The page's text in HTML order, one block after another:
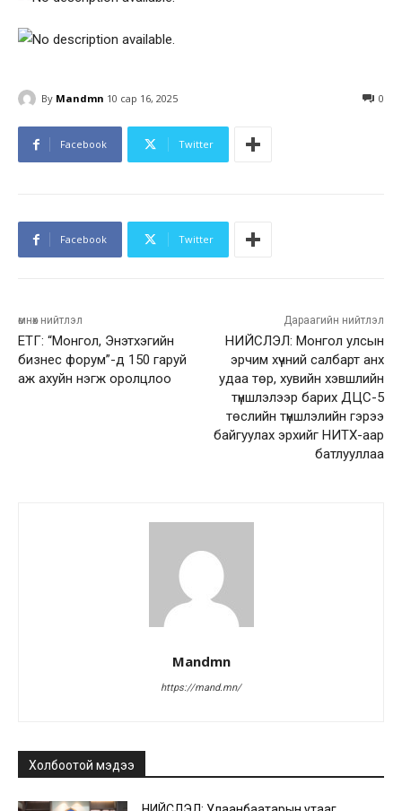
By Mandmn 10 сар 16, 2025 0
Facebook Twitter
Facebook Twitter
өмнөх нийтлэл
ЕТГ: “Монгол, Энэтхэгийн
бизнес форум”-д 150 гаруй
аж ахуйн нэгж оролцлоо
Дараагийн нийтлэл
НИЙСЛЭЛ: Монгол улсын
эрчим хүчний салбарт анх
удаа төр, хувийн хэвшлийн
түншлэлээр барих ДЦС-5
төслийн түншлэлийн гэрээ
байгуулах эрхийг НИТХ-аар
батлууллаа
Mandmn
https://mand.mn/
Холбоотой мэдээ